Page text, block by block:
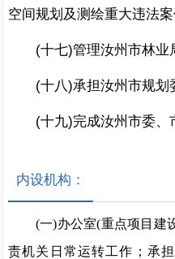
空间规划及测绘重大违法案
(十七)管理汝州市林业
(十八)承担汝州市规划
(十九)完成汝州市委、
内设机构：
(一)办公室(重点项目建
责机关日常运转工作；承